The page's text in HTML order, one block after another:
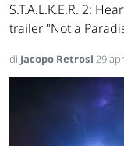
S.T.A.L.K.E.R. 2:
trailer "Not a
di Jacopo Retrosi 29